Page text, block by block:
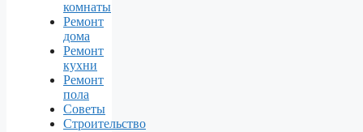
комнаты
Ремонт
дома
Ремонт
кухни
Ремонт
пола
Советы
Строительство